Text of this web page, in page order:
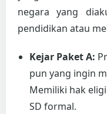
negara yang
pendidikan atau
Kejar Paket A:
pun yang ingin
Memiliki hak
SD formal.